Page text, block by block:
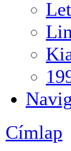
Címlap